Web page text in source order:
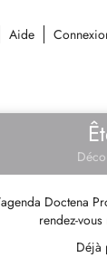
Aide
Doctena
rendez-
Déjà